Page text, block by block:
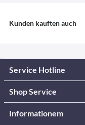
Kunden kauften auch
Service Hotline
Shop Service
Informationem